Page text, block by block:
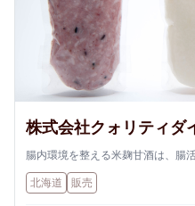
株式会社クォリティダ
腸内環境を整える米麹甘酒は、腸
北海道 販売